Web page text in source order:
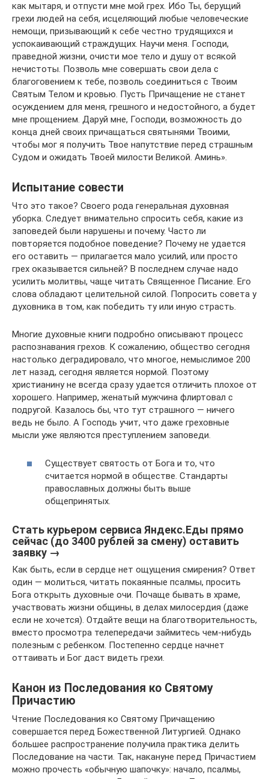
как мытаря, и отпусти мне мой грех. Ибо Ты, берущий
грехи людей на себя, исцеляющий любые человеческие
немощи, призывающий к себе честно трудящихся и
успокаивающий страждущих. Научи меня. Господи,
праведной жизни, очисти мое тело и душу от всякой
нечистоты. Позволь мне совершать свои дела с
благоговением к тебе, позволь соединиться с Твоим
Святым Телом и кровью. Пусть Причащение не станет
осуждением для меня, грешного и недостойного, а будет
мне прощением. Даруй мне, Господи, возможность до
конца дней своих причащаться святынями Твоими,
чтобы мог я получить Твое напутствие перед страшным
Судом и ожидать Твоей милости Великой. Аминь».
Испытание совести
Что это такое? Своего рода генеральная духовная
уборка. Следует внимательно спросить себя, какие из
заповедей были нарушены и почему. Часто ли
повторяется подобное поведение? Почему не удается
его оставить — прилагается мало усилий, или просто
грех оказывается сильней? В последнем случае надо
усилить молитвы, чаще читать Священное Писание. Его
слова обладают целительной силой. Попросить совета у
духовника в том, как победить ту или иную страсть.
Многие духовные книги подробно описывают процесс
распознавания грехов. К сожалению, общество сегодня
настолько деградировало, что многое, немыслимое 200
лет назад, сегодня является нормой. Поэтому
христианину не всегда сразу удается отличить плохое от
хорошего. Например, женатый мужчина флиртовал с
подругой. Казалось бы, что тут страшного — ничего
ведь не было. А Господь учит, что даже греховные
мысли уже являются преступлением заповеди.
Существует святость от Бога и то, что
считается нормой в обществе. Стандарты
православных должны быть выше
общепринятых.
Стать курьером сервиса Яндекс.Еды прямо
сейчас (до 3400 рублей за смену) оставить
заявку →
Как быть, если в сердце нет ощущения смирения? Ответ
один — молиться, читать покаянные псалмы, просить
Бога открыть духовные очи. Почаще бывать в храме,
участвовать жизни общины, в делах милосердия (даже
если не хочется). Отдайте вещи на благотворительность,
вместо просмотра телепередачи займитесь чем-нибудь
полезным с ребенком. Постепенно сердце начнет
оттаивать и Бог даст видеть грехи.
Канон из Последования ко Святому
Причастию
Чтение Последования ко Святому Причащению
совершается перед Божественной Литургией. Однако
большее распространение получила практика делить
Последование на части. Так, накануне перед Причастием
можно прочесть «обычную шапочку»: начало, псалмы,